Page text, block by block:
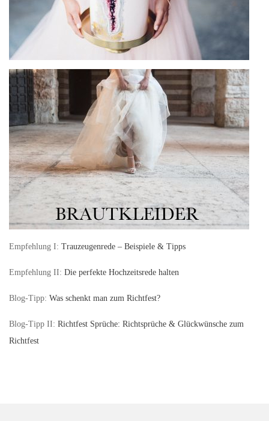
Empfehlung I: Trauzeugenrede – Beispiele & Tipps
Empfehlung II: Die perfekte Hochzeitsrede halten
Blog-Tipp: Was schenkt man zum Richtfest?
Blog-Tipp II: Richtfest Sprüche: Richtsprüche & Glückwünsche zum
Richtfest